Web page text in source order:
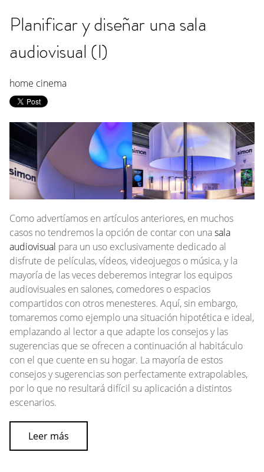
Planificar y diseñar una sala
audiovisual (I)
home cinema
Como advertíamos en artículos anteriores, en muchos
casos no tendremos la opción de contar con unasala
audiovisual para un uso exclusivamente dedicado al
disfrute de películas, vídeos, videojuegos o música, y la
mayoría de las veces deberemos integrar los equipos
audiovisuales en salones, comedores o espacios
compartidos con otros menesteres. Aquí, sin embargo,
tomaremos como ejemplo una situación hipotética e ideal,
emplazando al lector a que adapte los consejos y las
sugerencias que se ofrecen a continuación al habitáculo
con el que cuente en su hogar. La mayoría de estos
consejos y sugerencias son perfectamente extrapolables,
por lo que no resultará difícil su aplicación a distintos
escenarios.
Leer más